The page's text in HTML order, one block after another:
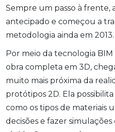
Sempre um passo à frente,
antecipado e começou a
metodologia ainda em 2013.
Por meio da tecnologia
obra completa em 3D,
muito mais próxima da
protótipos 2D. Ela
como os tipos de materiais
decisões e fazer